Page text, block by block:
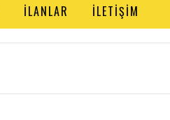
İLANLAR İLETIŞIM